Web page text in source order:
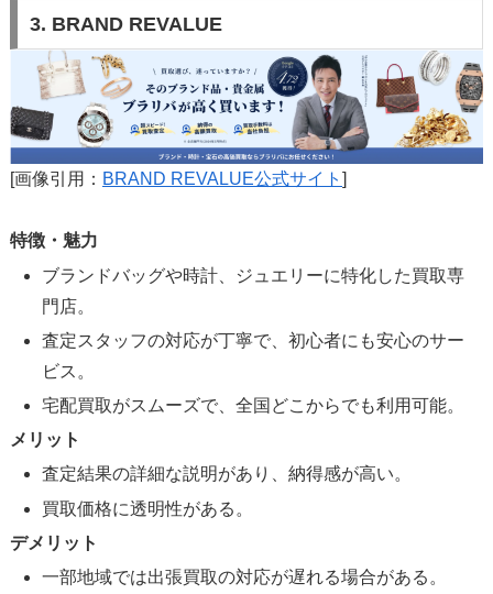
3. BRAND REVALUE
[画像引用： BRAND REVALUE公式サイト
特徴・魅力
ブランドバッグや時計、ジュエリーに特化した買取専
門店。
査定スタッフの対応が丁寧で、初心者にも安心のサー
ビス。
宅配買取がスムーズで、全国どこからでも利用可能。
メリット
査定結果の詳細な説明があり、納得感が高い。
買取価格に透明性がある。
デメリット
一部地域では出張買取の対応が遅れる場合がある。